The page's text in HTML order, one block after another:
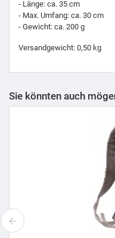
- Länge: ca. 35 cm
- Max. Umfang: ca. 30 cm
- Gewicht: ca. 200 g
Versandgewicht: 0,50 kg
Sie könnten auch